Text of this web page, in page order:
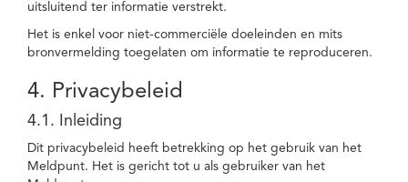
uitsluitend ter informatie verstrekt.
Het is enkel voor niet-commerciële doeleinden en mits
bronvermelding toegelaten om informatie te reproduceren.
4. Privacybeleid
4.1. Inleiding
Dit privacybeleid heeft betrekking op het gebruik van het
Meldpunt. Het is gericht tot u als gebruiker van het